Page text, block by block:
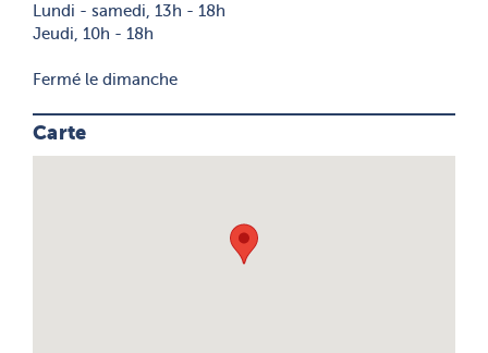
Lundi - samedi, 13h - 18h
Jeudi, 10h - 18h
Fermé le dimanche
Carte